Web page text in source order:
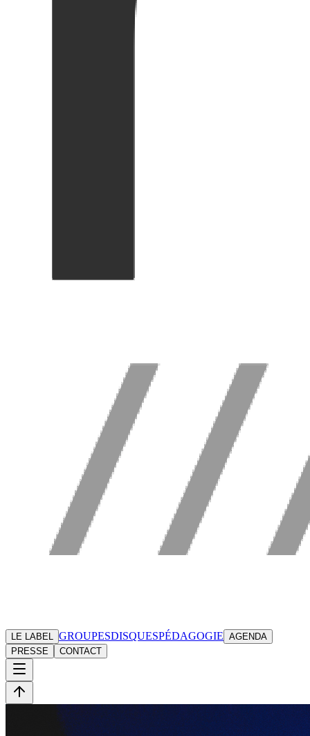
LE LABEL GROUPESDISQUESPÉDAGOGIE AGENDA
PRESSE
CONTACT